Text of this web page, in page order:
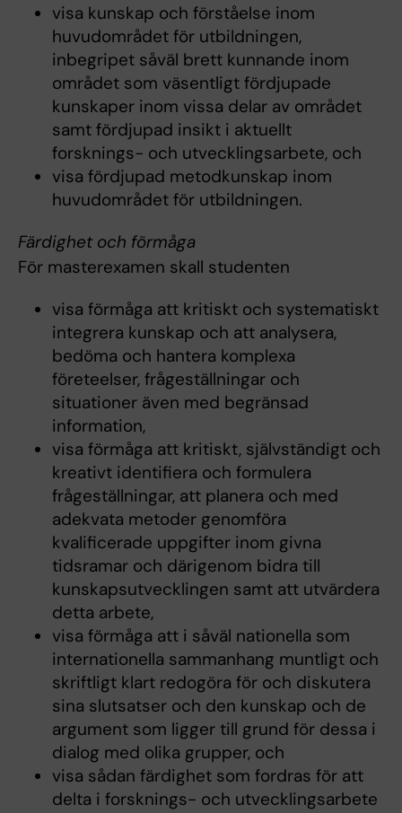
visa kunskap och förståelse inom
huvudområdet för utbildningen,
inbegripet såväl brett kunnande inom
området som väsentligt fördjupade
kunskaper inom vissa delar av området
samt fördjupad insikt i aktuellt
forsknings- och utvecklingsarbete, och
visa fördjupad metodkunskap inom
huvudområdet för utbildningen.
Färdighet och förmåga
För masterexamen skall studenten
visa förmåga att kritiskt och systematiskt
integrera kunskap och att analysera,
bedöma och hantera komplexa
företeelser, frågeställningar och
situationer även med begränsad
information,
visa förmåga att kritiskt, självständigt och
kreativt identifiera och formulera
frågeställningar, att planera och med
adekvata metoder genomföra
kvalificerade uppgifter inom givna
tidsramar och därigenom bidra till
kunskapsutvecklingen samt att utvärdera
detta arbete,
visa förmåga att i såväl nationella som
internationella sammanhang muntligt och
skriftligt klart redogöra för och diskutera
sina slutsatser och den kunskap och de
argument som ligger till grund för dessa i
dialog med olika grupper, och
visa sådan färdighet som fordras för att
delta i forsknings- och utvecklingsarbete